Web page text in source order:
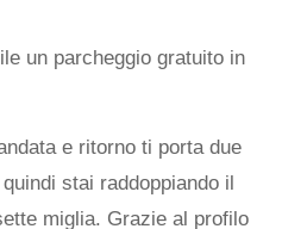
un parcheggio gratuito in
e ritorno ti porta due
stai raddoppiando il
miglia. Grazie al profilo